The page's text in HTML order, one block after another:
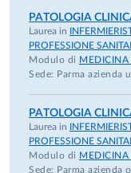
PATOLOGIA
Laurea in
PROFESSIONE
Modulo di MEDICINA
Sede: Parma azienda
PATOLOGIA
Laurea in
PROFESSIONE
Modulo di MEDICINA
Sede: Parma azienda